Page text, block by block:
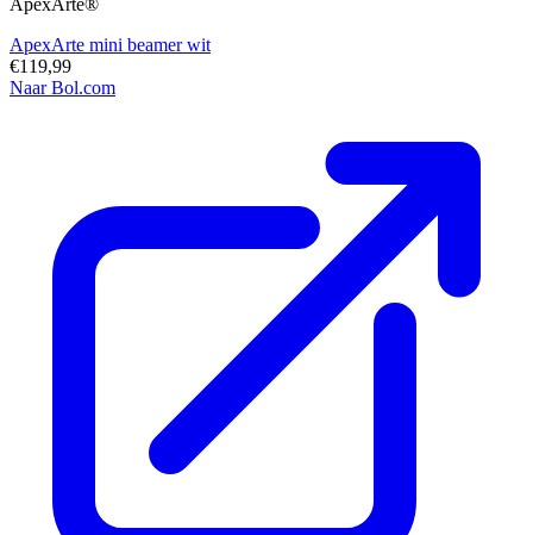
ApexArte mini beamer wit
€119,99
Naar Bol.com